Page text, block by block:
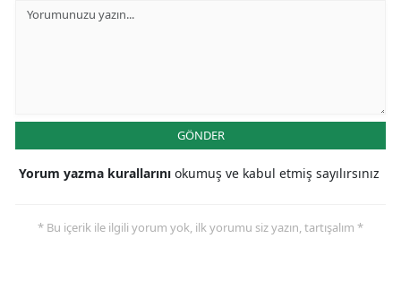
GÖNDER
Yorum yazma kurallarını okumuş ve kabul etmiş sayılırsınız
* Bu içerik ile ilgili yorum yok, ilk yorumu siz yazın, tartışalım *